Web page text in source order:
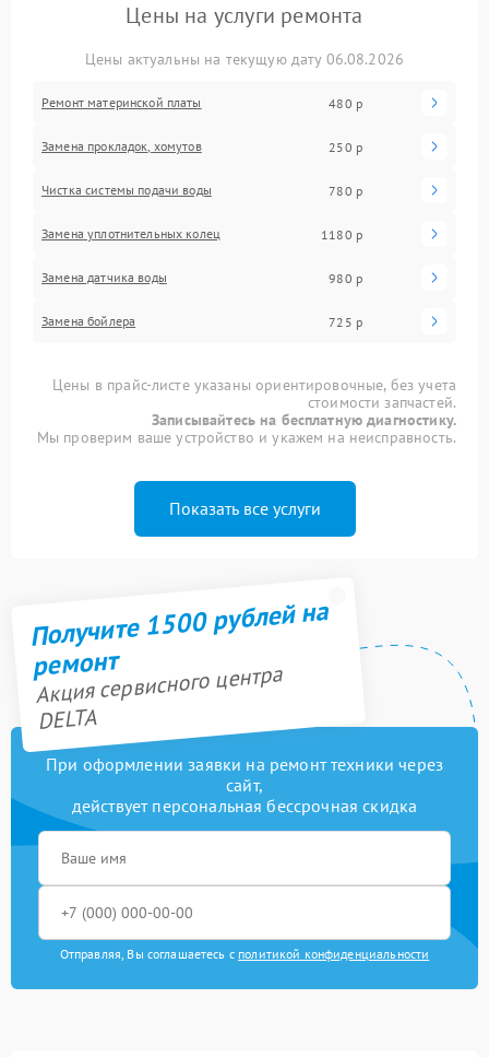
Цены на услуги ремонта
Цены актуальны на текущую дату 06.08.2026
Ремонт материнской платы 480 р
Замена прокладок, хомутов 250 р
Чистка системы подачи воды 780 р
Замена уплотнительных колец 1180 р
Замена датчика воды 980 р
Замена бойлера 725 р
Цены в прайс-листе указаны ориентировочные, без учета
стоимости запчастей.
Записывайтесь на бесплатную диагностику.
Мы проверим ваше устройство и укажем на неисправность.
Показать все услуги
Получите 1500 рублей на
ремонт
Акция сервисного центра
DELTA
При оформлении заявки на ремонт техники через
сайт,
действует персональная бессрочная скидка
Отправляя, Вы соглашаетесь с политикой конфиденциальности